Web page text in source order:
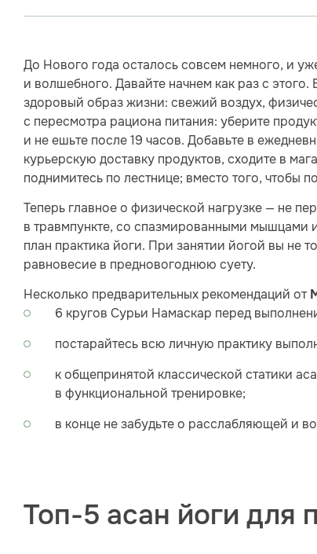
До Нового года осталось совсем немного, и
и волшебного. Давайте начнем как раз с
здоровый образ жизни: свежий воздух,
с пересмотра рациона питания: уберите
и не ешьте после 19 часов. Добавьте в
курьерскую доставку продуктов, сходите в
поднимитесь по лестнице; вместо того, чтобы
Теперь главное о физической нагрузке — не
в травмпункте, со спазмированными мышцами
план практика йоги. При занятии йогой вы не
равновесие в предновогоднюю суету.
Несколько предварительных рекомендаций от
6 кругов Сурьи Намаскар перед
постарайтесь всю личную практику
к общепринятой классической статики
в функциональной тренировке;
в конце не забудьте о расслабляющей и
Топ-5 асан йоги для